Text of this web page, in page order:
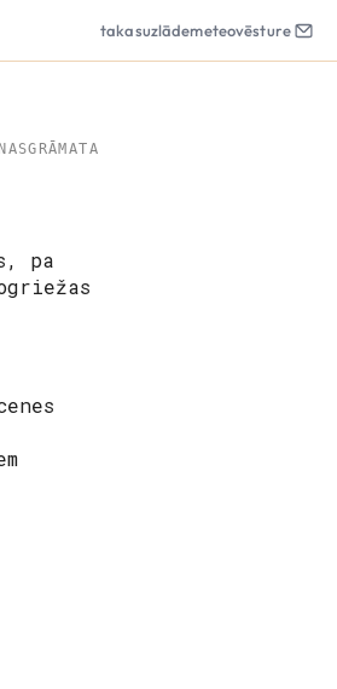
takasuzlādemeteovēsture
pa